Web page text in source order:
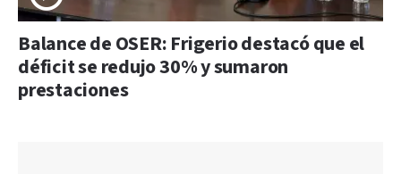
Balance de OSER: Frigerio destacó que el
déficit se redujo 30% y sumaron
prestaciones